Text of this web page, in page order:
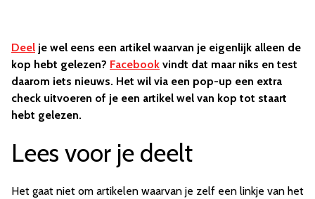
Deel je wel eens een artikel waarvan je eigenlijk alleen de
kop hebt gelezen? Facebook vindt dat maar niks en test
daarom iets nieuws. Het wil via een pop-up een extra
check uitvoeren of je een artikel wel van kop tot staart
hebt gelezen.
Lees voor je deelt
Het gaat niet om artikelen waarvan je zelf een linkje van het